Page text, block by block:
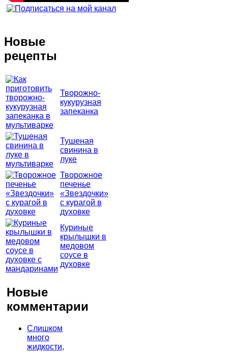
Новые
рецепты
Творожно-
кукурузная
запеканка
Тушеная
свинина в
луке
Творожное
печенье
«Звездочки»
с курагой в
духовке
Куриные
крылышки в
медовом
соусе в
духовке
Новые
комментарии
Слишком
много
жидкости,